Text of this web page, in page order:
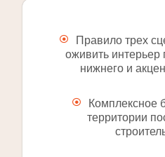
Правило трех
оживить
нижнего и
Комплексное
территории